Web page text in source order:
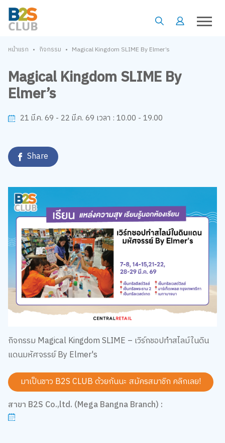
หน้าแรก • กิจกรรม • Magical Kingdom SLIME By Elmer’s
Magical Kingdom SLIME By
Elmer’s
21 มี.ค. 69 - 22 มี.ค. 69 เวลา : 10.00 - 19.00
Share
กิจกรรม Magical Kingdom SLIME – เวิร์กชอปทำสไลม์ในดิน
แดนมหัศจรรย์ By Elmer's
มาเป็นชาว B2S CLUB ด้วยกันนะ สมัครสมาชิก คลิกเลย!
สาขา B2S Co.,ltd. (Mega Bangna Branch) :